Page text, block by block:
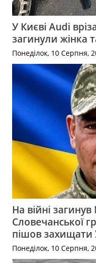
У Києві Audi
загинули жінка
Понеділок, 10 Серпня,
На війні
Словечанської
пішов захищати
Понеділок, 10 Серпня,